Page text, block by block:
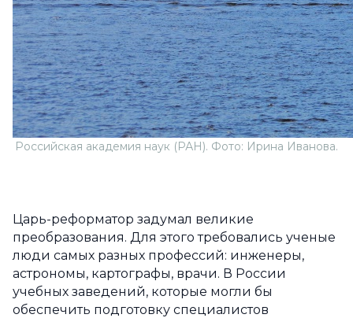
Российская академия наук (РАН). Фото: Ирина Иванова.
Царь-реформатор задумал великие
преобразования. Для этого требовались ученые
люди самых разных профессий: инженеры,
астрономы, картографы, врачи. В России
учебных заведений, которые могли бы
обеспечить подготовку специалистов